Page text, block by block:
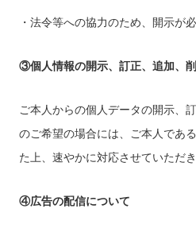
・法令等への協力のため、開示が
③個人情報の開示、訂正、追加、
ご本人からの個人データの開示、
のご希望の場合には、ご本人であ
た上、速やかに対応させていただき
④広告の配信について